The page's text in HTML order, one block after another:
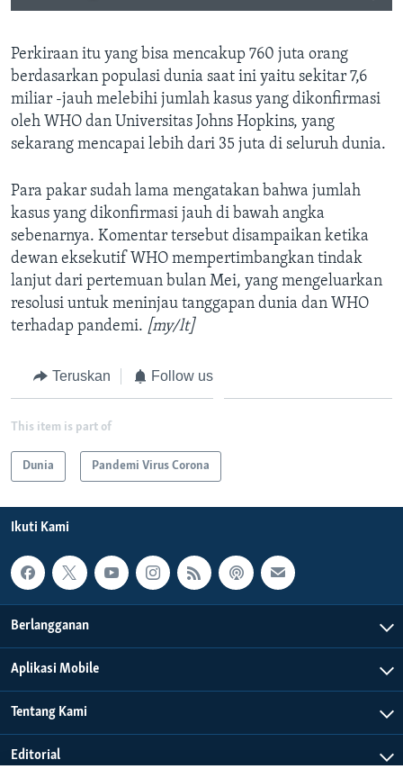
Perkiraan itu yang bisa mencakup 760 juta orang
berdasarkan populasi dunia saat ini yaitu sekitar 7,6
miliar -jauh melebihi jumlah kasus yang dikonfirmasi
oleh WHO dan Universitas Johns Hopkins, yang
sekarang mencapai lebih dari 35 juta di seluruh dunia.
Para pakar sudah lama mengatakan bahwa jumlah
kasus yang dikonfirmasi jauh di bawah angka
sebenarnya. Komentar tersebut disampaikan ketika
dewan eksekutif WHO mempertimbangkan tindak
lanjut dari pertemuan bulan Mei, yang mengeluarkan
resolusi untuk meninjau tanggapan dunia dan WHO
terhadap pandemi. [my/lt]
Teruskan Follow us
This item is part of
Dunia Pandemi Virus Corona
Ikuti Kami
Berlangganan
Aplikasi Mobile
Tentang Kami
Editorial